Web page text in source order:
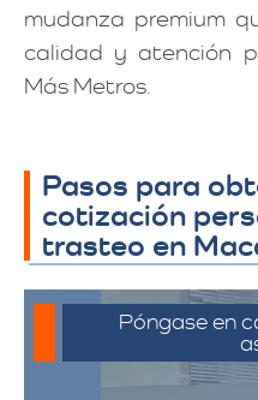
mudanza premium
calidad y atención
Más Metros.
Pasos para
cotización
trasteo en
Póngase en